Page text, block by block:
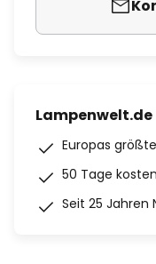
Lampenwelt.de
Europas
50 Tage
Seit 25 Jahren